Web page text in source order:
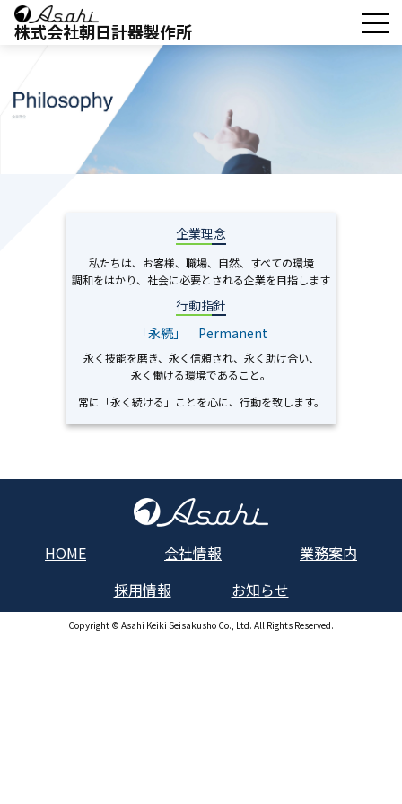
株式会社朝日計器製作所
企業理念
私たちは、お客様、職場、自然、すべての環境
調和をはかり、社会に必要とされる企業を目指します
行動指針
「永続」 Permanent
永く技能を磨き、永く信頼され、永く助け合い、
永く働ける環境であること。
常に「永く続ける」ことを心に、行動を致します。
HOME 会社情報
業務案内
採用情報
お知らせ
Copyright © Asahi Keiki Seisakusho Co., Ltd. All Rights Reserved.